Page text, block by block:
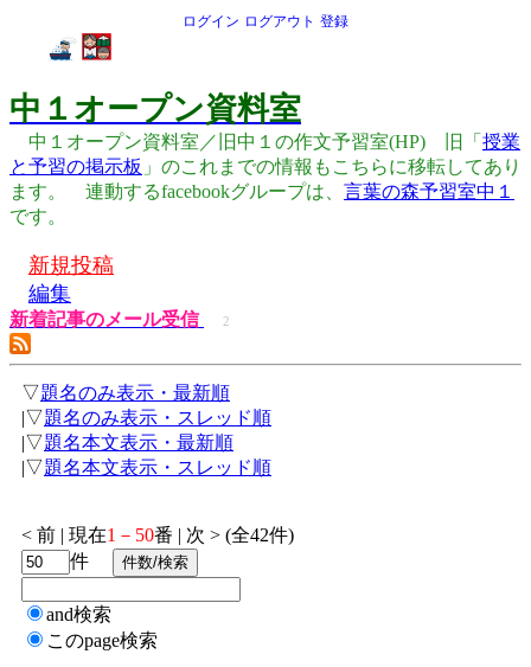
ログイン ログアウト 登録
中１オープン資料室
中１オープン資料室／旧中１の作文予習室(HP) 旧「 授業
と予習の掲示板 」のこれまでの情報もこちらに移転してあり
ます。 連動するfacebookグループは、 言葉の森予習室中１
です。
新規投稿
編集
新着記事のメール受信 2
▽題名のみ表示・最新順
|▽題名のみ表示・スレッド順
|▽題名本文表示・最新順
|▽題名本文表示・スレッド順
< 前 | 現在1－50番 | 次 > (全42件)
件
and検索
このpage検索